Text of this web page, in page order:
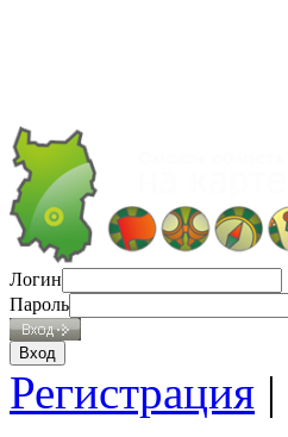
Логин
Пароль
Регистрация |